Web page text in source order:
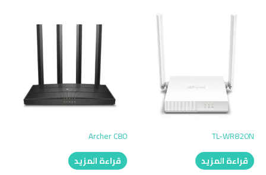
TL-WR820N
قراءة المزيد
Archer C80
قراءة المزيد